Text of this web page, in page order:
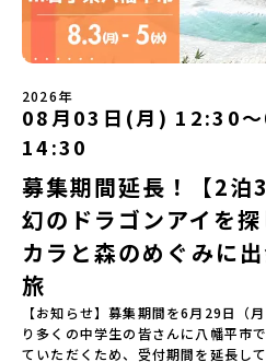
い。プログラム開催日の前日＜7月3
絡日：お支払いいただく旅行代金】
料・20日目-8日目：20％・7日目-2
加またはプログラム開始後の解除：
どの状況等によって開催を見合わせ
は原則、開催日1週間前までにご連
に達しなかった場合は、開催日3週間
にてご連絡いたします。・よくある
についてはこちらをご確認ください
ム主催：一般財団法人地域・教育魅
ある若者にあふれる持続可能な地域
ンを掲げ、2017年3月に島根県に設
全国約200の高校と連携しながら、
徒一人ひとりの夢や価値観に合った
とができるシステム「地域みらい留
や地域活性モデルをつくり続けて
ためし地域留学」ステップアップ説
知りたい方や、お申し込みを迷われ
ライン配信を行います。知りたい情
つのステップをご活用ください。【
（アーカイブ動画を公開中！）〜ま
りたい方へ〜日本全国20以上の地域
し地域留学」の魅力を凝縮したアー
す。初めての一人旅への不安や、事
る]YouTube：https://youtu.be/
si=e5erbspvwz5O8_uF【STEP 2
「平取町」の内容を具体的に深掘り
うえで、「平取町では具体的に何を
という疑問にお答えする説明会です
や、2泊3日のプログラムの中身をた
時： 5月7日(木) 19：00〜19：40内 容： 平取町って
ろ？、プログラム詳細解説、質疑
mirai.jp/events/002112どちらの説
発しませんか？ 体験のおすすめポ
定）＜１日目＞（PM）「オリエン
「大樹町の自然を満喫」 -先人の
樹高校見学・寮見学」 -大樹高校の
との対話「大樹町の魅力を体験①」
イーツ（PM）「大樹町の魅力を体
ーSORA見学 -モデルロケットを飛
BBQ」 -さらに仲間や地元の高校生
＞（AM）「3日間の振り返りワーク
場の舞台裏。フィールドワーク」 -
れ合おう「ランチ/お土産タイム」
了-とかち帯広空港には15：00頃に
加人数によってプログラムを変更す
【開催場所】北海道大樹町（たいき
(火)〜 7月30日(木)※参加が確定し
20：00に「参加者向け事前オンラ
れない景色と、地元の人たちがずっ
す。400年前から続く「武士の道」
ために築いた「出水麓（いずみふも
150軒のお屋敷のほとんどに、今も
士が歩いた道を、自分の足で歩く。
セル。真っ青な海へダイブ！目の前
い）は穏やかなリアス式海岸。海に
きたい景色です。出水工業高校は、
つの学科。金属加工、電気工作、建
る環境。「高校生ものづくりコンテ
会2位に輝くなど、先輩たちの実力は
でモノをつくる時間を体験。金属を
で形をつくったり。プロの機械に
&quot;でモノづくりにチャレンジ。
けとうろう）」を作って灯りをとも
りダイブしたり、全国から集まった
たちとワイワイBBQや夕ごはんづく
2026年
08月03日(月) 12:30
14:30
募集期間延長！【2泊
幻のドラゴンアイを
カラと森のめぐみに
旅
【お知らせ】募集期間を6月29日（
り多くの中学生の皆さんに八幡平市
ていただくため、受付期間を延長し